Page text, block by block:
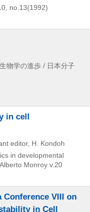
no.13(1992)
物学の進歩 / 日本分子
in cell
editor, H. Kondoh
in developmental
Alberto Monroy v.20
Conference VIII on
in Cell